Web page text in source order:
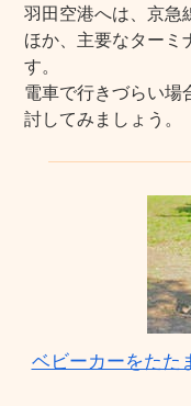
羽田空港へは、京急
ほか、主要なターミ
す。
電車で行きづらい場
討してみましょう。
ベビーカーをたた